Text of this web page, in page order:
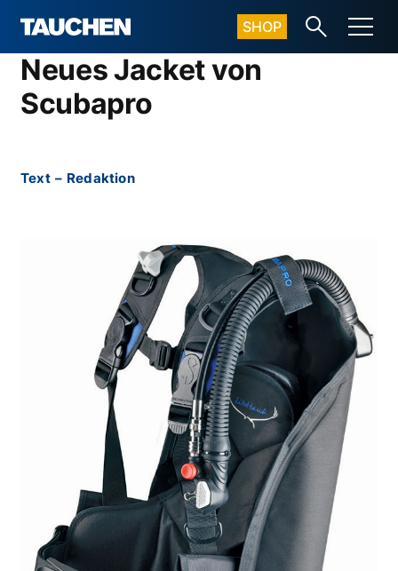
SHOP
Neues Jacket von
Scubapro
Text – Redaktion